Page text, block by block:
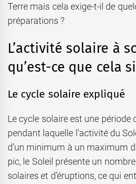
Terre mais cela exige-t-il de
préparations ?
L’activité solaire à
qu’est-ce que cela
Le cycle solaire expliqué
Le cycle solaire est une période
pendant laquelle l’activité du
d’un minimum à un maximum
pic, le Soleil présente un
solaires et d’éruptions, ce qui